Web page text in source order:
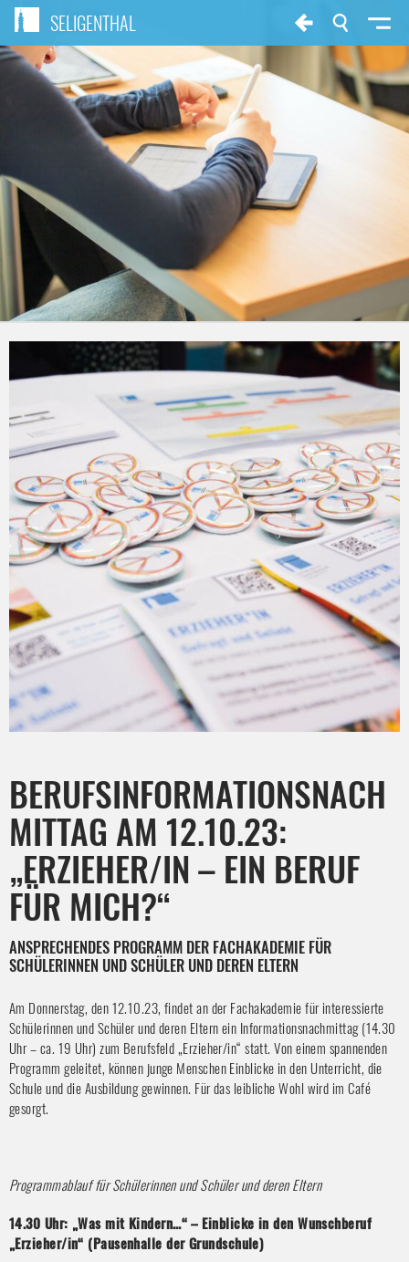
BERUFSINFORMATIONSNACH
MITTAG AM 12.10.23:
„ERZIEHER/IN – EIN BERUF
FÜR MICH?“
ANSPRECHENDES PROGRAMM DER FACHAKADEMIE FÜR
SCHÜLERINNEN UND SCHÜLER UND DEREN ELTERN
Am Donnerstag, den 12.10.23, findet an der Fachakademie für interessierte
Schülerinnen und Schüler und deren Eltern ein Informationsnachmittag (14.30
Uhr – ca. 19 Uhr) zum Berufsfeld „Erzieher/in“ statt. Von einem spannenden
Programm geleitet, können junge Menschen Einblicke in den Unterricht, die
Schule und die Ausbildung gewinnen. Für das leibliche Wohl wird im Café
gesorgt.
Programmablauf für Schülerinnen und Schüler und deren Eltern
14.30 Uhr: „Was mit Kindern…“ – Einblicke in den Wunschberuf
„Erzieher/in“ (Pausenhalle der Grundschule)
SELIGENTHAL